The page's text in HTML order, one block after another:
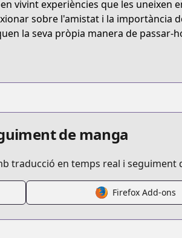
yuru-yuri
vivint experiències que les uneixen
sobre l'amistat i la importància
la seva pròpia manera de passar-
de manga
traducció en temps real i
Firefox Add-ons